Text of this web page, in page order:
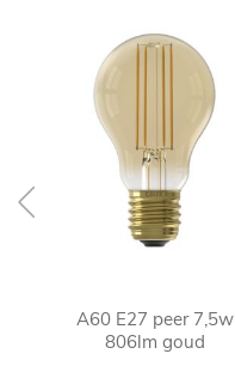
A60 E27 peer 7,5w
806lm goud